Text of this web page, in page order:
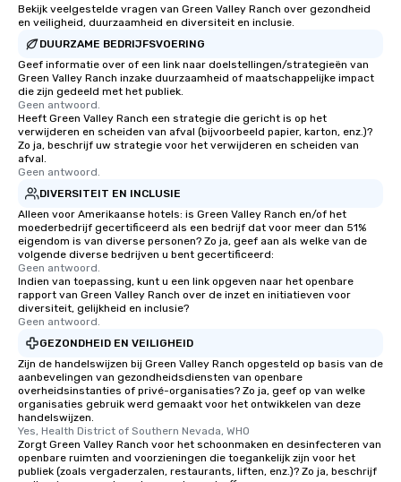
Bekijk veelgestelde vragen van Green Valley Ranch over gezondheid
en veiligheid, duurzaamheid en diversiteit en inclusie.
DUURZAME BEDRIJFSVOERING
Geef informatie over of een link naar doelstellingen/strategieën van
Green Valley Ranch inzake duurzaamheid of maatschappelijke impact
die zijn gedeeld met het publiek.
Geen antwoord.
Heeft Green Valley Ranch een strategie die gericht is op het
verwijderen en scheiden van afval (bijvoorbeeld papier, karton, enz.)?
Zo ja, beschrijf uw strategie voor het verwijderen en scheiden van
afval.
Geen antwoord.
DIVERSITEIT EN INCLUSIE
Alleen voor Amerikaanse hotels: is Green Valley Ranch en/of het
moederbedrijf gecertificeerd als een bedrijf dat voor meer dan 51%
eigendom is van diverse personen? Zo ja, geef aan als welke van de
volgende diverse bedrijven u bent gecertificeerd:
Geen antwoord.
Indien van toepassing, kunt u een link opgeven naar het openbare
rapport van Green Valley Ranch over de inzet en initiatieven voor
diversiteit, gelijkheid en inclusie?
Geen antwoord.
GEZONDHEID EN VEILIGHEID
Zijn de handelswijzen bij Green Valley Ranch opgesteld op basis van de
aanbevelingen van gezondheidsdiensten van openbare
overheidsinstanties of privé-organisaties? Zo ja, geef op van welke
organisaties gebruik werd gemaakt voor het ontwikkelen van deze
handelswijzen.
Yes, Health District of Southern Nevada, WHO
Zorgt Green Valley Ranch voor het schoonmaken en desinfecteren van
openbare ruimten and voorzieningen die toegankelijk zijn voor het
publiek (zoals vergaderzalen, restaurants, liften, enz.)? Zo ja, beschrijf